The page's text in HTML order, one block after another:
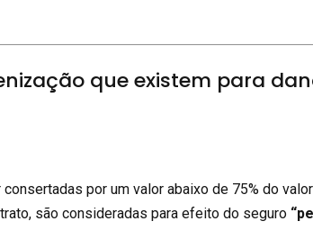
que existem para
por um valor abaixo de 75% do
são consideradas para efeito do seguro